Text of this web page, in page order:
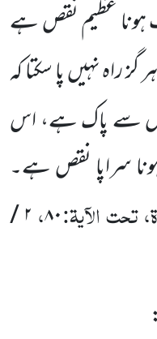
ہونا عظیم نقص ہے
راہ نہیں پا سکتا کہ
سے پاک ہے، اس
سراپا نقص ہے۔
تحت الآیۃ:۸۰، ۲ /